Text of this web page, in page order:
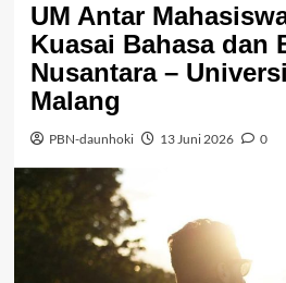
UM Antar
Kuasai Bahasa dan
Nusantara –
Malang
PBN-daunhoki 13 Juni 2026 0